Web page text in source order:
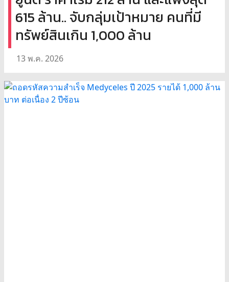
615 ล้าน.. จับกลุ่มเป้าหมาย คนที่มี
ทรัพย์สินเกิน 1,000 ล้าน
13 พ.ค. 2026